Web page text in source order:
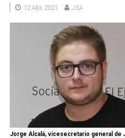
12 Abr, 2021 JSA
Jorge Alcalá, vicesecretario general de